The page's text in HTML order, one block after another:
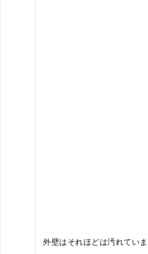
外壁はそれほどは汚れていま